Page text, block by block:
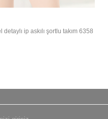
ip askılı şortlu takım 6358